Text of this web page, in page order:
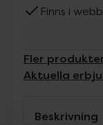
Finns i
Fler
Aktuella
Beskrivning